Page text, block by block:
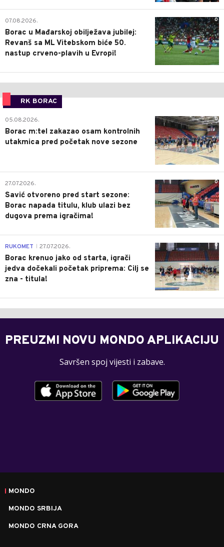
0
07.08.2026.
Borac u Mađarskoj obilježava jubilej:
Revanš sa ML Vitebskom biće 50.
nastup crveno-plavih u Evropi!
RK BORAC
0
05.08.2026.
Borac m:tel zakazao osam kontrolnih
utakmica pred početak nove sezone
0
27.07.2026.
Savić otvoreno pred start sezone:
Borac napada titulu, klub ulazi bez
dugova prema igračima!
0
RUKOMET 27.07.2026.
Borac krenuo jako od starta, igrači
jedva dočekali početak priprema: Cilj se
zna - titula!
PREUZMI NOVU MONDO APLIKACIJU
Savršen spoj vijesti i zabave.
MONDO
MONDO SRBIJA
MONDO CRNA GORA